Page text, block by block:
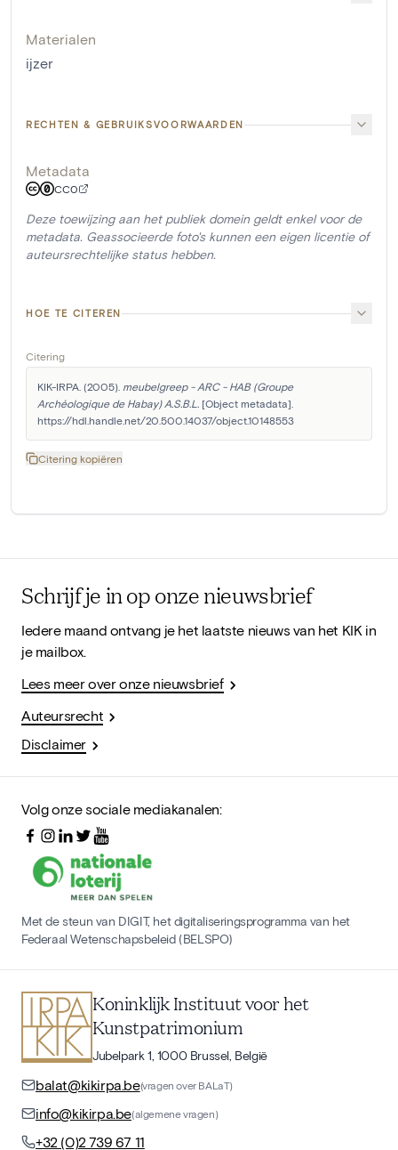
Materialen
ijzer
RECHTEN & GEBRUIKSVOORWAARDEN
Metadata
CC0
Deze toewijzing aan het publiek domein geldt enkel voor de
metadata. Geassocieerde foto's kunnen een eigen licentie of
auteursrechtelijke status hebben.
HOE TE CITEREN
Citering
KIK-IRPA. (2005). meubelgreep - ARC - HAB (Groupe
Archéologique de Habay) A.S.B.L. [Object metadata].
https://hdl.handle.net/20.500.14037/object.10148553
Citering kopiëren
Schrijf je in op onze nieuwsbrief
Iedere maand ontvang je het laatste nieuws van het KIK in
je mailbox.
Lees meer over onze nieuwsbrief
Auteursrecht
Disclaimer
Volg onze sociale mediakanalen:
Met de steun van DIGIT, het digitaliseringsprogramma van het
Federaal Wetenschapsbeleid (BELSPO)
Koninklijk Instituut voor het
Kunstpatrimonium
Jubelpark 1, 1000 Brussel, België
balat@kikirpa.be(vragen over BALaT)
info@kikirpa.be(algemene vragen)
+32 (0)2 739 67 11